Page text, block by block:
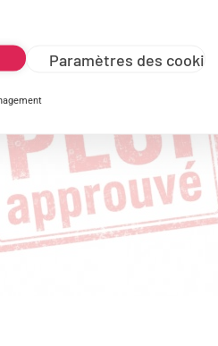
Paramètres des cookies